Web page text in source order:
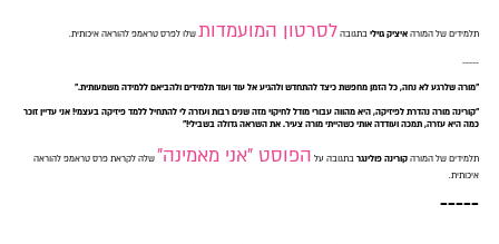
תלמידים של המורהאיציק גויליבתגובהלסרטון המועמדותשלולפרס טראמפ להוראה איכותית.
-----
"מורה שלרגע לא נחה, כל הזמן מחפשת כיצד להתחדש ולהגיע אל עוד ועודתלמידים ולהביאם ללמידה משמעותית."
"קורינה מורה נהדרת לפיזיקה, היא מהווה עבורי מודל לחיקוי מזה שנים רבות ועזרה לי להתחיל ללמד פיזיקהבעצמי! אני עדיין זוכר
כמה היא עזרה, תמכה ועודדה אותי כשהייתי מורה צעיר. את השראה גדולה בשבילי!"
תלמידים של המורהקורינה פולינגרבתגובה על הפוסט "אני מאמינה"שלה לקראת פרס טראמפ להוראה
איכותית.
-----